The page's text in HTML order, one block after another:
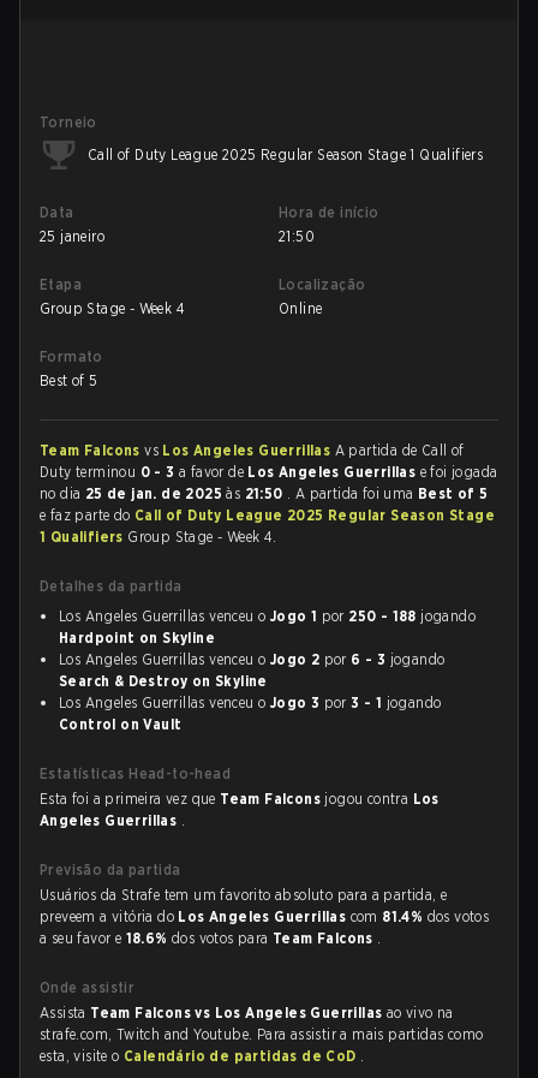
Torneio
Call of Duty League 2025 Regular Season Stage 1 Qualifiers
Data
25 janeiro
Hora de início
21:50
Etapa
Group Stage - Week 4
Localização
Online
Formato
Best of 5
Team Falconsvs Los Angeles Guerrillas A partida de Call of
Duty terminou 0 - 3 a favor de Los Angeles Guerrillas e foi jogada
no dia 25 de jan. de 2025às 21:50 . A partida foi uma Best of 5
e faz parte do Call of Duty League 2025 Regular Season Stage
1 Qualifiers Group Stage - Week 4.
Detalhes da partida
Los Angeles Guerrillas venceu o Jogo 1 por 250 - 188 jogando
Hardpoint on Skyline
Los Angeles Guerrillas venceu o Jogo 2 por 6 - 3 jogando
Search & Destroy on Skyline
Los Angeles Guerrillas venceu o Jogo 3 por3 - 1 jogando
Control on Vault
Estatísticas Head-to-head
Esta foi a primeira vez que Team Falcons jogou contra Los
Angeles Guerrillas .
Previsão da partida
Usuários da Strafe tem um favorito absoluto para a partida, e
preveem a vitória do Los Angeles Guerrillas com 81.4% dos votos
a seu favor e 18.6%dos votos para Team Falcons .
Onde assistir
Assista Team Falcons vs Los Angeles Guerrillas ao vivo na
strafe.com, Twitch and Youtube. Para assistir a mais partidas como
esta, visite o Calendário de partidas de CoD .